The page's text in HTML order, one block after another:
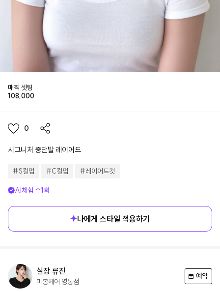
매직 셋팅
108,000
0
시그니처 중단발 레이어드
#S컬펌 #C컬펌 #레이어드컷
AI체험 수1회
나에게 스타일 적용하기
실장 류진
미봉헤어 영통점
예약